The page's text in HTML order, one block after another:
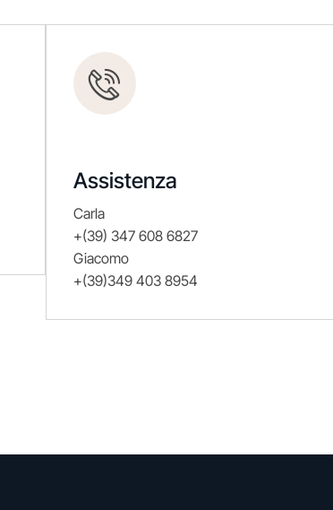
Assistenza
Carla
+(39) 347 608 6827
Giacomo
+(39)349 403 8954